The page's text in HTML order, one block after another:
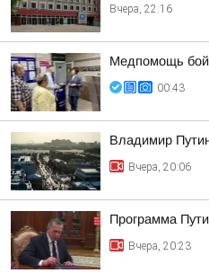
Вчера, 22:16
Медпомощь
00:43
Владимир
Вчера, 20:06
Программа
Вчера, 20:23